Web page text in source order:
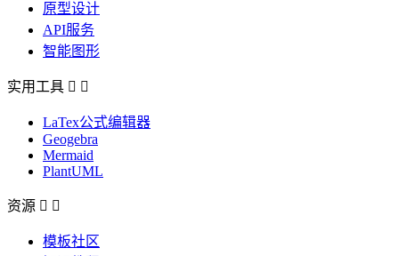
原型设计
API服务
智能图形
实用工具  
LaTex公式编辑器
Geogebra
Mermaid
PlantUML
资源  
模板社区